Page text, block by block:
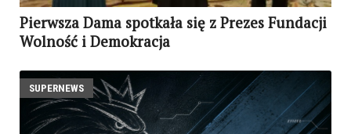
Pierwsza Dama spotkała się z Prezes Fundacji
Wolność i Demokracja
SUPERNEWS